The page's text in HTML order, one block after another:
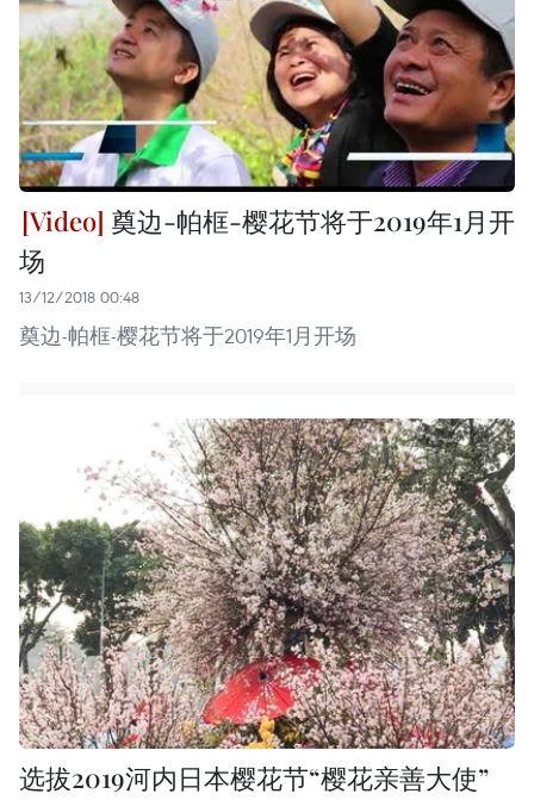
奠边-帕框-樱花节将于2019年1月开
场
13/12/2018 00:48
奠边-帕框-樱花节将于2019年1月开场
选拔2019河内日本樱花节“樱花亲善大使”